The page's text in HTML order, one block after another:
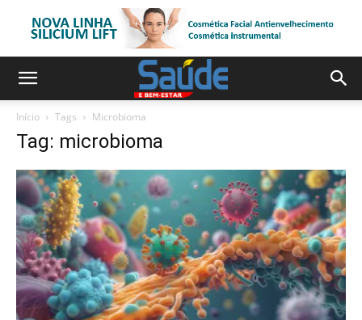
Início Tags Microbioma
Tag: microbioma